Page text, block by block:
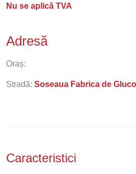
Nu se aplică TVA
Adresă
Oraș:
Stradă: Soseaua Fabrica de
Caracteristici